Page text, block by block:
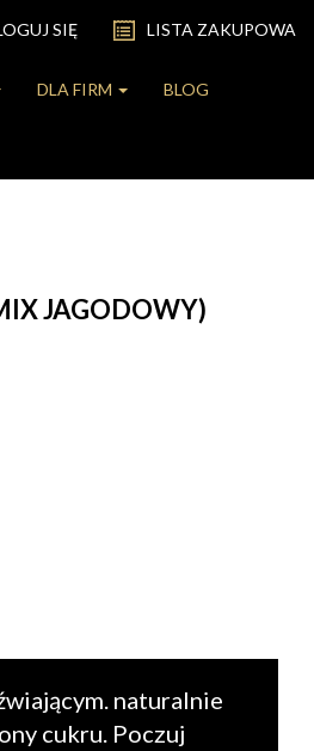
SIĘ LISTA ZAKUPOWA
DLA FIRM BLOG
JAGODOWY)
naturalnie
cukru. Poczuj